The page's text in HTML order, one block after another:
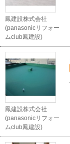
鳳建設株式会社
(panasonicリフォー
ムclub鳳建設)
鳳建設株式会社
(panasonicリフォー
ムclub鳳建設)